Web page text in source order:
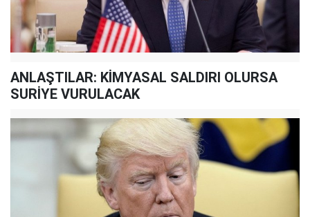
ANLAŞTILAR: KİMYASAL SALDIRI OLURSA
SURİYE VURULACAK